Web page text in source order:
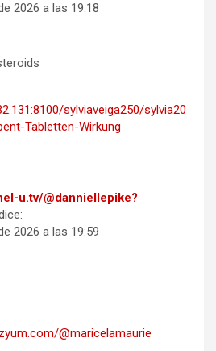
2026 a las 19:18
sylviaveiga250/sylvia20
Tabletten-Wirkung
u.tv/@danniellepike?
2026 a las 19:59
@maricelamaurie